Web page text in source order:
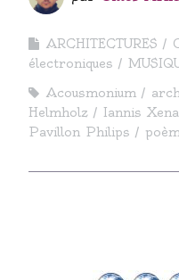
ARCHITECTURES
électroniques
Acousmonium
Helmholz
Iannis
Pavillon Philips